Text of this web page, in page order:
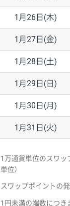
1月26日(木)
1月27日(金)
1月28日(土)
1月29日(日)
1月30日(月)
1月31日(火)
1万通貨単位のスワ
単位）
スワップポイントの
1円未満の端数につき